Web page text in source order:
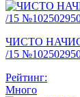
ЧИСТО
/15
Рейтинг:
Много